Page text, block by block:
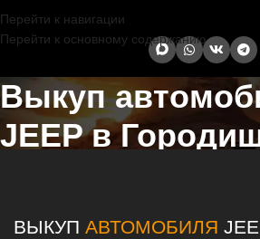
Перейти к навигации
Перейти к основному содержанию
Выкуп
JEEP в
ВЫКУП АВТОМОБИЛЯ